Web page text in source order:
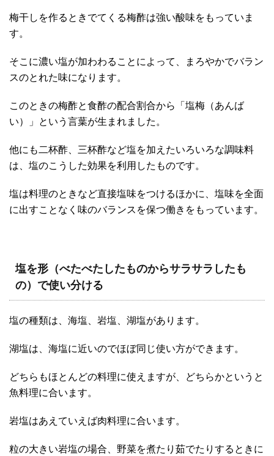
梅干しを作るときでてくる梅酢は強い酸味をもっていま
す。
そこに濃い塩が加わわることによって、まろやかでバラン
スのとれた味になります。
このときの梅酢と食酢の配合割合から「塩梅（あんば
い）」という言葉が生まれました。
他にも二杯酢、三杯酢など塩を加えたいろいろな調味料
は、塩のこうした効果を利用したものです。
塩は料理のときなど直接塩味をつけるほかに、塩味を全面
に出すことなく味のバランスを保つ働きをもっています。
塩を形（べたべたしたものからサラサラしたも
の）で使い分ける
塩の種類は、海塩、岩塩、湖塩があります。
湖塩は、海塩に近いのでほぼ同じ使い方ができます。
どちらもほとんどの料理に使えますが、どちらかというと
魚料理に合います。
岩塩はあえていえば肉料理に合います。
粒の大きい岩塩の場合、野菜を煮たり茹でたりするときに